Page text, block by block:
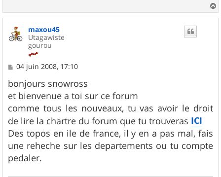
a
maxou45
Utagawiste
gourou
M
s
s
a
g
e
04 juin 2008, 17:10
bonjours snowross
et bienvenue a toi sur ce forum
comme tous les nouveaux, tu vas avoir le droit
de lire la chartre du forum que tu trouveras ICI
Des topos en ile de france, il y en a pas mal, fais
une reheche sur les departements ou tu compte
pedaler.